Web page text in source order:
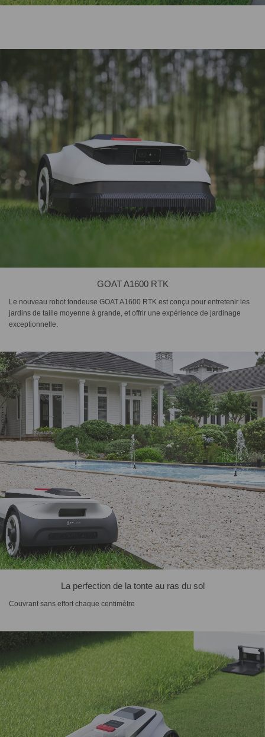
GOAT A1600 RTK
Le nouveau robot tondeuse GOAT A1600 RTK est conçu pour entretenir les
jardins de taille moyenne à grande, et offrir une expérience de jardinage
exceptionnelle.
La perfection de la tonte au ras du sol
Couvrant sans effort chaque centimètre